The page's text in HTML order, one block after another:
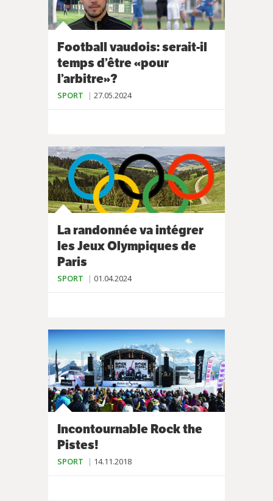
Football vaudois: serait-il
temps d’être «pour
l’arbitre»?
SPORT 27.05.2024
La randonnée va intégrer
les Jeux Olympiques de
Paris
SPORT 01.04.2024
Incontournable Rock the
Pistes!
SPORT 14.11.2018